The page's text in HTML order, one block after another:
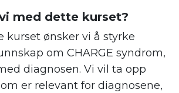
med dette kurset?
kurset ønsker vi å styrke
om CHARGE syndrom,
diagnosen. Vi vil ta opp
er relevant for diagnosene,